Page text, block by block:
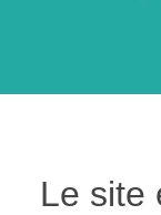
Le site